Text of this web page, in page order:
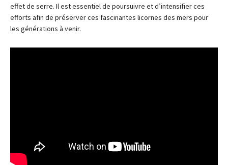
effet de serre. Il est essentiel de poursuivre et d’intensifier ces
efforts afin de préserver ces fascinantes licornes des mers pour
les générations à venir.